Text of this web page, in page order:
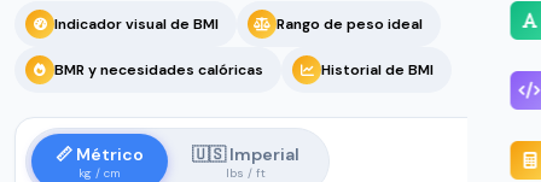
Indicador visual de BMI Rango de peso ideal
BMR y necesidades calóricas Historial de BMI
📏 Métrico
kg / cm
🇺🇸 Imperial
lbs / ft